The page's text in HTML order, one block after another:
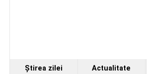
Ştirea zilei Actualitate